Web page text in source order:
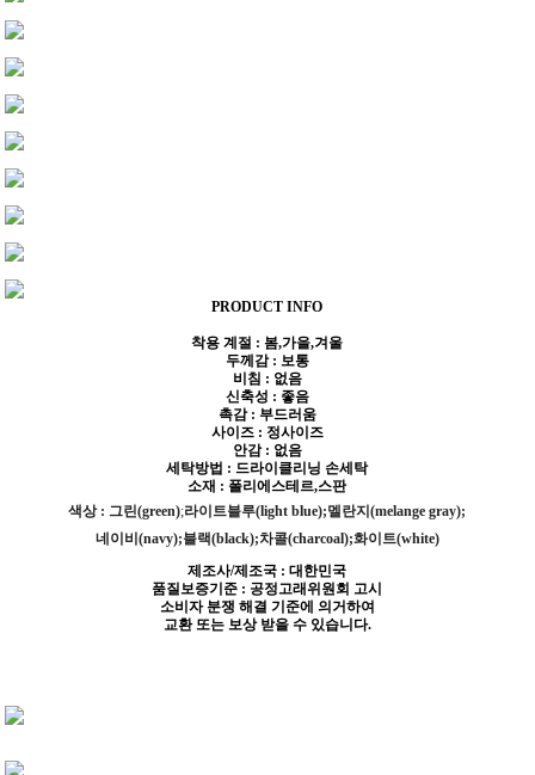
PRODUCT INFO
착용 계절 : 봄,가을,겨울
두께감 : 보통
비침 : 없음
신축성 : 좋음
촉감 : 부드러움
사이즈 : 정사이즈
안감 : 없음
세탁방법 : 드라이클리닝 손세탁
소재 : 폴리에스테르,스판
색상 : 그린(green);라이트블루(light blue);멜란지(melange gray);
네이비(navy);블랙(black);차콜(charcoal);화이트(white)
제조사/제조국 : 대한민국
품질보증기준 : 공정고래위원회 고시
소비자 분쟁 해결 기준에 의거하여
교환 또는 보상 받을 수 있습니다.